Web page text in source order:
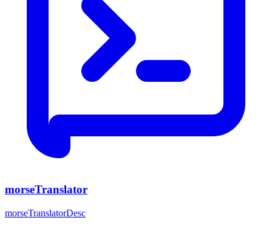
morseTranslator
morseTranslatorDesc